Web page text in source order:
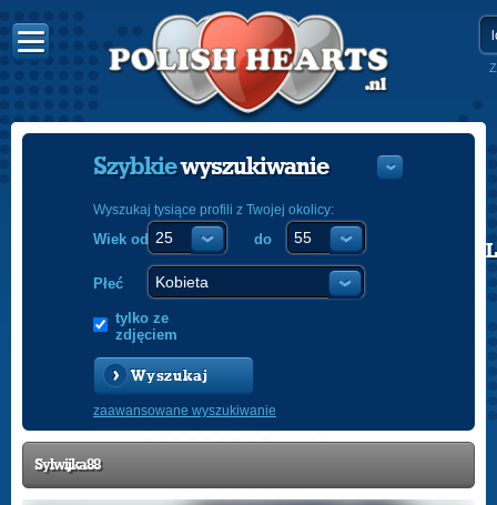
POLISH
Szybkiewyszukiwanie
Wyszukaj tysiące profili z Twojej okolicy:
Wiek od do
Płeć
tylko ze
zdjęciem
Wyszukaj
zaawansowane wyszukiwanie
Sylwijka88